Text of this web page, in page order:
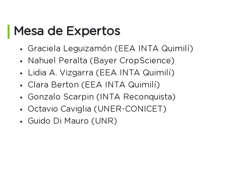
Mesa de Expertos
Graciela Leguizamón (EEA INTA Quimilí)
Nahuel Peralta (Bayer CropScience)
Lidia A. Vizgarra (EEA INTA Quimilí)
Clara Berton (EEA INTA Quimilí)
Gonzalo Scarpin (INTA Reconquista)
Octavio Caviglia (UNER-CONICET)
Guido Di Mauro (UNR)